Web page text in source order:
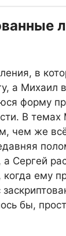
в
а Михаил
форму
В темах
чем же
а Сергей
ему
бы,